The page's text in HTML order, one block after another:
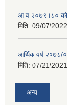
आ व २०७९।८० को
मिति: 09/07/
आर्थिक वर्ष २०७८/
मिति: 07/21/
अन्य